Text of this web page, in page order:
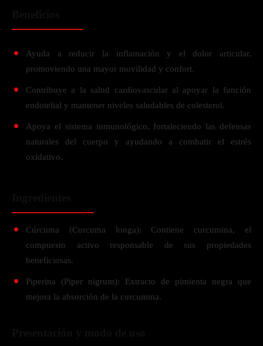
Ayuda a reducir la inflamación y el dolor articular,
promoviendo una mayor movilidad y confort.
Contribuye a la salud cardiovascular al apoyar la función
endotelial y mantener niveles saludables de colesterol.
Apoya el sistema inmunológico, fortaleciendo las defensas
naturales del cuerpo y ayudando a combatir el estrés
oxidativo.
Cúrcuma (Curcuma longa): Contiene curcumina, el
compuesto activo responsable de sus propiedades
beneficiosas.
Piperina (Piper nigrum): Extracto de pimienta negra que
mejora la absorción de la curcumina.